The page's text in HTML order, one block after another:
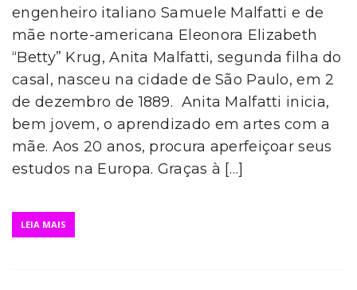
engenheiro italiano Samuele Malfatti e de
mãe norte-americana Eleonora Elizabeth
“Betty” Krug, Anita Malfatti, segunda filha do
casal, nasceu na cidade de São Paulo, em 2
de dezembro de 1889. Anita Malfatti inicia,
bem jovem, o aprendizado em artes com a
mãe. Aos 20 anos, procura aperfeiçoar seus
estudos na Europa. Graças à […]
LEIA MAIS